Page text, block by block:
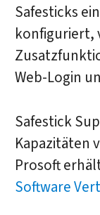
Safesticks
konfiguriert,
Web-Login
Safestick
Kapazitäten
Prosoft
Software